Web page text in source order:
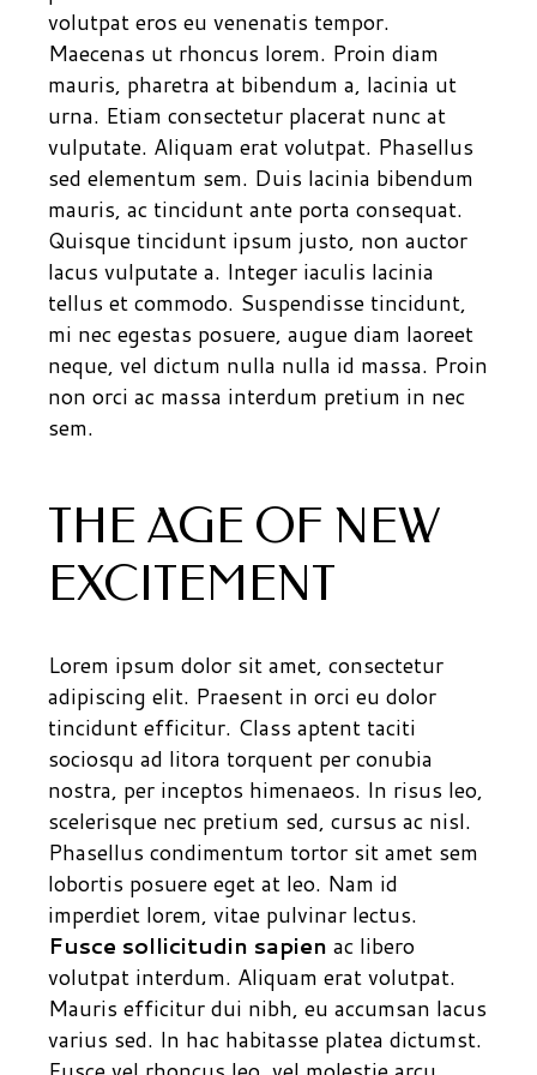
volutpat eros eu venenatis tempor.
Maecenas ut rhoncus lorem. Proin diam
mauris, pharetra at bibendum a, lacinia ut
urna. Etiam consectetur placerat nunc at
vulputate. Aliquam erat volutpat. Phasellus
sed elementum sem. Duis lacinia bibendum
mauris, ac tincidunt ante porta consequat.
Quisque tincidunt ipsum justo, non auctor
lacus vulputate a. Integer iaculis lacinia
tellus et commodo. Suspendisse tincidunt,
mi nec egestas posuere, augue diam laoreet
neque, vel dictum nulla nulla id massa. Proin
non orci ac massa interdum pretium in nec
sem.
THE AGE OF NEW
EXCITEMENT
Lorem ipsum dolor sit amet, consectetur
adipiscing elit. Praesent in orci eu dolor
tincidunt efficitur. Class aptent taciti
sociosqu ad litora torquent per conubia
nostra, per inceptos himenaeos. In risus leo,
scelerisque nec pretium sed, cursus ac nisl.
Phasellus condimentum tortor sit amet sem
lobortis posuere eget at leo. Nam id
imperdiet lorem, vitae pulvinar lectus.
Fusce sollicitudin sapien ac libero
volutpat interdum. Aliquam erat volutpat.
Mauris efficitur dui nibh, eu accumsan lacus
varius sed. In hac habitasse platea dictumst.